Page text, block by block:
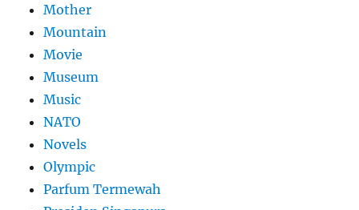
Mother
Mountain
Movie
Museum
Music
NATO
Novels
Olympic
Parfum Termewah